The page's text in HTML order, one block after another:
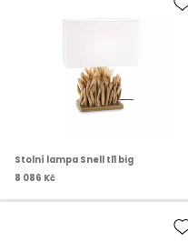
Stolní lampa Snell tl1 big
8 086 Kč